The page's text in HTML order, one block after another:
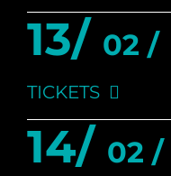
13/ 02 /
TICKETS
14/ 02 /